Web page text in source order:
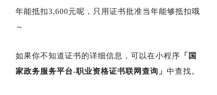
年能抵扣3,600元呢，只用证书批准当年能够抵扣哦
～
如果你不知道证书的详细信息，可以在小程序 「国
家政务服务平台-职业资格证书联网查询」 中查找。